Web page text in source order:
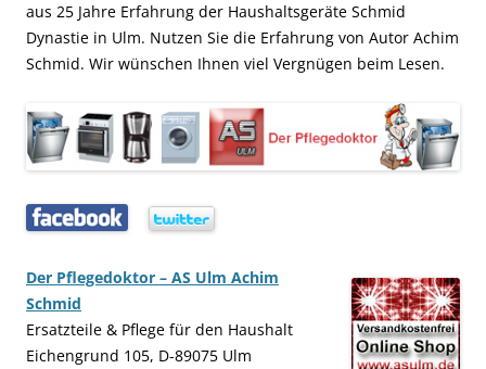
aus 25 Jahre Erfahrung der Haushaltsgeräte Schmid
Dynastie in Ulm. Nutzen Sie die Erfahrung von Autor Achim
Schmid. Wir wünschen Ihnen viel Vergnügen beim Lesen.
Der Pflegedoktor – AS Ulm Achim
Schmid
Ersatzteile & Pflege für den Haushalt
Eichengrund 105, D-89075 Ulm